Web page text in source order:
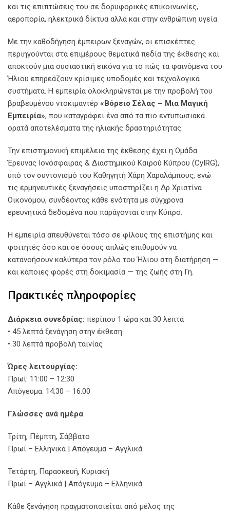
και τις επιπτώσεις του σε δορυφορικές επικοινωνίες,
αεροπορία, ηλεκτρικά δίκτυα αλλά και στην ανθρώπινη υγεία.
Με την καθοδήγηση έμπειρων ξεναγών, οι επισκέπτες
περιηγούνται στα επιμέρους θεματικά πεδία της έκθεσης και
αποκτούν μια ουσιαστική εικόνα για το πώς τα φαινόμενα του
Ήλιου επηρεάζουν κρίσιμες υποδομές και τεχνολογικά
συστήματα. Η εμπειρία ολοκληρώνεται με την προβολή του
βραβευμένου ντοκιμαντέρ «Βόρειο Σέλας – Μια Μαγική
Εμπειρία», που καταγράφει ένα από τα πιο εντυπωσιακά
ορατά αποτελέσματα της ηλιακής δραστηριότητας.
Την επιστημονική επιμέλεια της έκθεσης έχει η Ομάδα
Έρευνας Ιονόσφαιρας & Διαστημικού Καιρού Κύπρου (CyIRG),
υπό τον συντονισμό του Καθηγητή Χάρη Χαραλάμπους, ενώ
τις ερμηνευτικές ξεναγήσεις υποστηρίζει η Δρ Χριστίνα
Οικονόμου, συνδέοντας κάθε ενότητα με σύγχρονα
ερευνητικά δεδομένα που παράγονται στην Κύπρο.
Η εμπειρία απευθύνεται τόσο σε φίλους της επιστήμης και
φοιτητές όσο και σε όσους απλώς επιθυμούν να
κατανοήσουν καλύτερα τον ρόλο του Ήλιου στη διατήρηση —
και κάποιες φορές στη δοκιμασία — της ζωής στη Γη.
Πρακτικές πληροφορίες
Διάρκεια συνεδρίας: περίπου 1 ώρα και 30 λεπτά
• 45 λεπτά ξενάγηση στην έκθεση
• 30 λεπτά προβολή ταινίας
Ώρες λειτουργίας:
Πρωί: 11:00 – 12:30
Απόγευμα: 14:30 – 16:00
Γλώσσες ανά ημέρα
Τρίτη, Πέμπτη, Σάββατο
Πρωί – Ελληνικά | Απόγευμα – Αγγλικά
Τετάρτη, Παρασκευή, Κυριακή
Πρωί – Αγγλικά | Απόγευμα – Ελληνικά
Κάθε ξενάγηση πραγματοποιείται από μέλος της